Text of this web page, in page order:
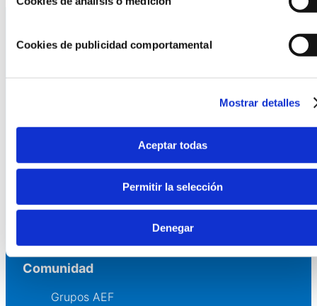
Cookies de publicidad comportamental
Mostrar detalles
Aceptar todas
Permitir la selección
Denegar
Canal ético
Servicios
Formación y eventos
Convocatoria de Fundaciones
Comunidad
Grupos AEF